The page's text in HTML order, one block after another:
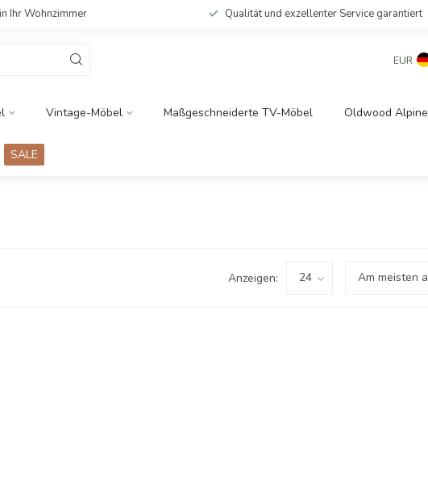
Ihr Wohnzimmer Qualität und exzellenter Service garantiert
EUR
Vintage-Möbel Maßgeschneiderte TV-Möbel Oldwood Alpine
SALE
Anzeigen: